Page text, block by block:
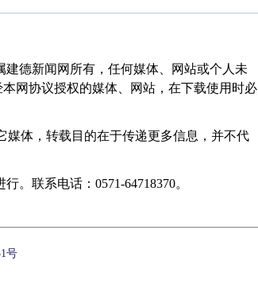
德新闻网所有，任何媒体、网站或个人未
网协议授权的媒体、网站，在下载使用时必
体，转载目的在于传递更多信息，并不代
。联系电话：0571-64718370。
号